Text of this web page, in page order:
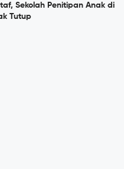
Sekolah Penitipan Anak di
Tutup